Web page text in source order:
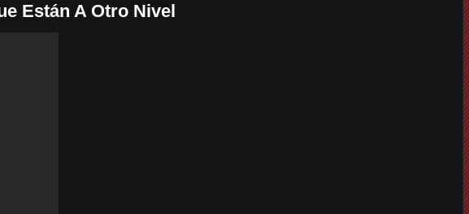
Están A Otro Nivel